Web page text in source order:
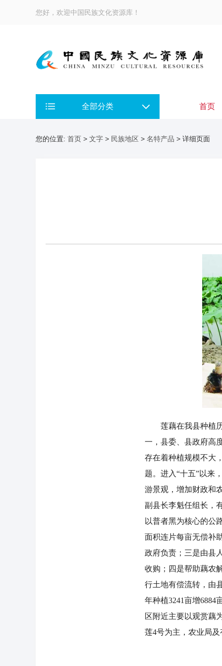
您好，欢迎中国民族文化资源库！
全部分类 首页
您的位置: 首页 > 文字 > 民族地区 > 名特产品 > 详细页面
莲藕在我县种植历
一，县委、县政府高
存在着种植规模不大
题。进入“十五”以来
游景观，增加财政和
副县长李魁任组长，
以普者黑为核心的公
面积连片每亩无偿补
政府负责；三是由县
收购；四是帮助藕农
行土地有偿流转，由
年种植3241亩增6884
区附近主要以观赏藕
莲4号为主，农业局